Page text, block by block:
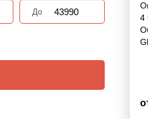
До
4